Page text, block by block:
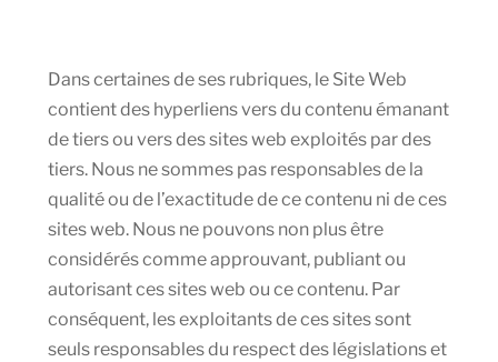
Dans certaines de ses rubriques, le Site Web
contient des hyperliens vers du contenu émanant
de tiers ou vers des sites web exploités par des
tiers. Nous ne sommes pas responsables de la
qualité ou de l’exactitude de ce contenu ni de ces
sites web. Nous ne pouvons non plus être
considérés comme approuvant, publiant ou
autorisant ces sites web ou ce contenu. Par
conséquent, les exploitants de ces sites sont
seuls responsables du respect des législations et